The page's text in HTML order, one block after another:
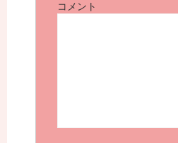
コメント